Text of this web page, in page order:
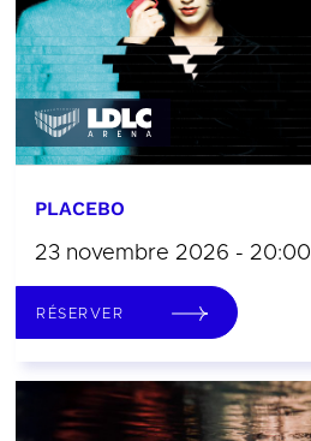
PLACEBO
23 novembre 2026 - 20:00
RÉSERVER